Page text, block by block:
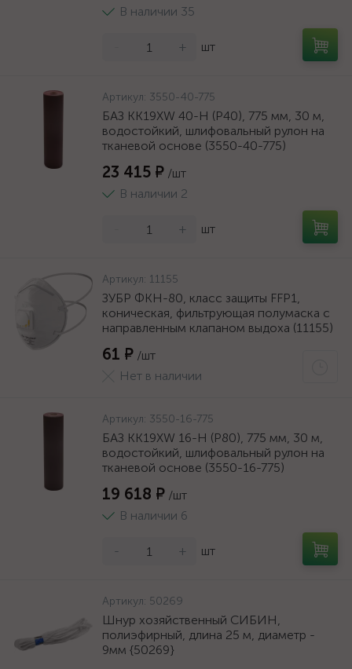
В наличии 35
+ шт
Артикул: 3550-40-775
БАЗ KK19XW 40-H (Р40), 775 мм, 30 м,
водостойкий, шлифовальный рулон на
тканевой основе (3550-40-775)
23 415 ₽ /шт
В наличии 2
+ шт
Артикул: 11155
ЗУБР ФКН-80, класс защиты FFP1,
коническая, фильтрующая полумаска с
направленным клапаном выдоха (11155)
61 ₽ /шт
Нет в наличии
Артикул: 3550-16-775
БАЗ KK19XW 16-H (Р80), 775 мм, 30 м,
водостойкий, шлифовальный рулон на
тканевой основе (3550-16-775)
19 618 ₽ /шт
В наличии 6
- + шт
Артикул: 50269
Шнур хозяйственный СИБИН,
полиэфирный, длина 25 м, диаметр -
9мм {50269}